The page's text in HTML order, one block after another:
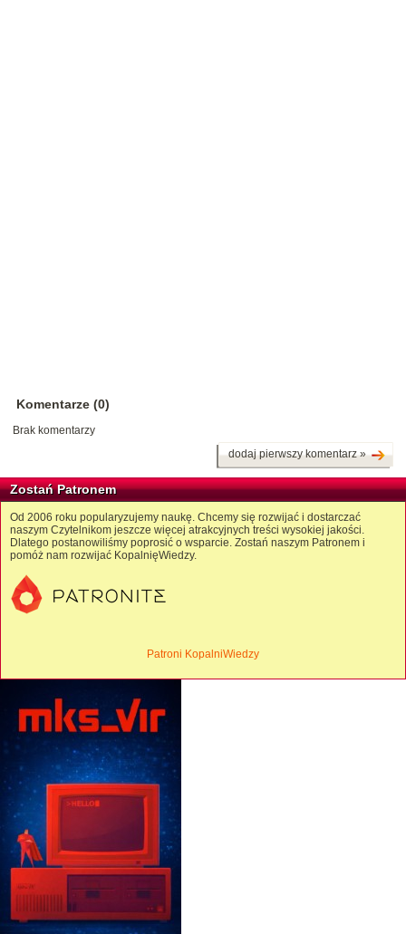
Komentarze (0)
Brak komentarzy
dodaj pierwszy komentarz »
Zostań Patronem
Od 2006 roku popularyzujemy naukę. Chcemy się rozwijać i dostarczać
naszym Czytelnikom jeszcze więcej atrakcyjnych treści wysokiej jakości.
Dlatego postanowiliśmy poprosić o wsparcie. Zostań naszym Patronem i
pomóż nam rozwijać KopalnięWiedzy.
Patroni KopalniWiedzy